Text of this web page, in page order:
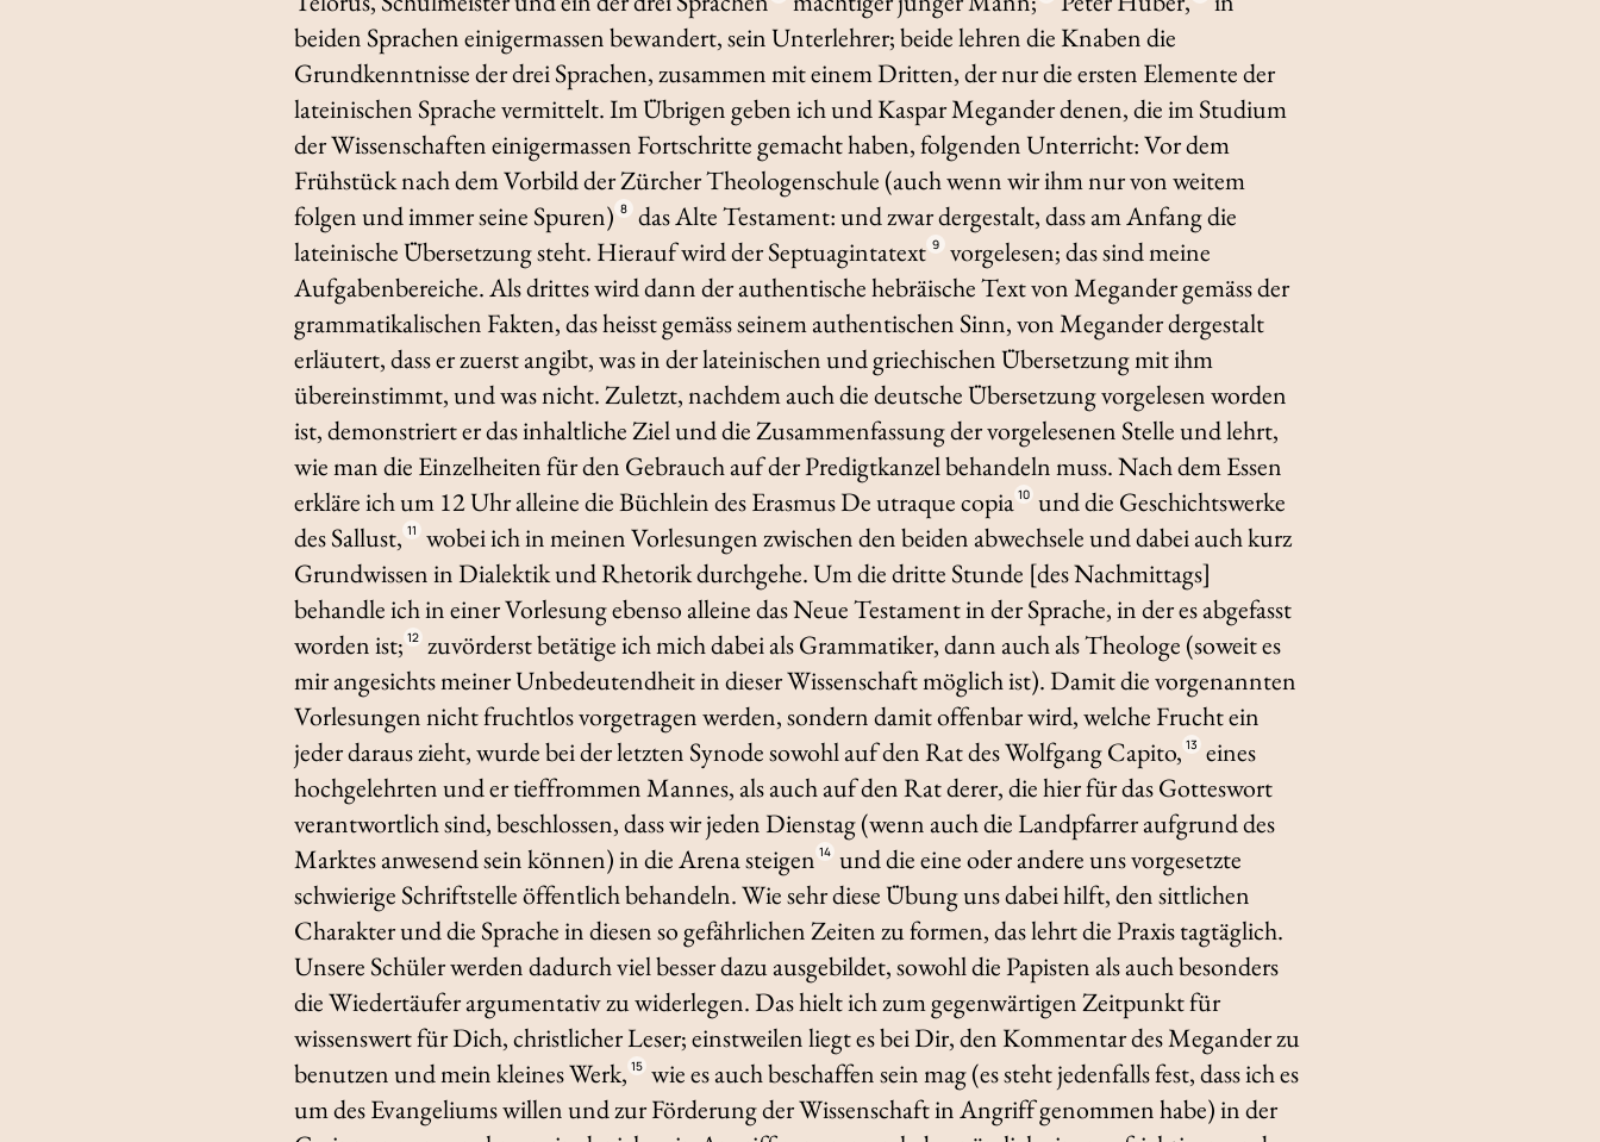
beiden Sprachen einigermassen bewandert, sein Unterlehrer; beide lehren die Knaben die
Grundkenntnisse der drei Sprachen, zusammen mit einem Dritten, der nur die ersten Elemente der
lateinischen Sprache vermittelt. Im Übrigen geben ich und Kaspar Megander denen, die im Studium
der Wissenschaften einigermassen Fortschritte gemacht haben, folgenden Unterricht: Vor dem
Frühstück nach dem Vorbild der Zürcher Theologenschule (auch wenn wir ihm nur von weitem
folgen und immer seine Spuren) 8
das Alte Testament: und zwar dergestalt, dass am Anfang die
lateinische Übersetzung steht. Hierauf wird der Septuagintatext 9
vorgelesen; das sind meine
Aufgabenbereiche. Als drittes wird dann der authentische hebräische Text von Megander gemäss der
grammatikalischen Fakten, das heisst gemäss seinem authentischen Sinn, von Megander dergestalt
erläutert, dass er zuerst angibt, was in der lateinischen und griechischen Übersetzung mit ihm
übereinstimmt, und was nicht. Zuletzt, nachdem auch die deutsche Übersetzung vorgelesen worden
ist, demonstriert er das inhaltliche Ziel und die Zusammenfassung der vorgelesenen Stelle und lehrt,
wie man die Einzelheiten für den Gebrauch auf der Predigtkanzel behandeln muss. Nach dem Essen
erkläre ich um 12 Uhr alleine die Büchlein des ErasmusDe utraque copia 10 und die Geschichtswerke
des Sallust, 11
wobei ich in meinen Vorlesungen zwischen den beiden abwechsele und dabei auch kurz
Grundwissen in Dialektik und Rhetorik durchgehe. Um die dritte Stunde [des Nachmittags]
behandle ich in einer Vorlesung ebenso alleine das Neue Testament in der Sprache, in der es abgefasst
worden ist; 12 zuvörderst betätige ich mich dabei als Grammatiker, dann auch als Theologe (soweit es
mir angesichts meiner Unbedeutendheit in dieser Wissenschaft möglich ist). Damit die vorgenannten
Vorlesungen nicht fruchtlos vorgetragen werden, sondern damit offenbar wird, welche Frucht ein
jeder daraus zieht, wurde bei der letzten Synode sowohl auf den Rat des Wolfgang Capito, 13 eines
hochgelehrten und er tieffrommen Mannes, als auch auf den Rat derer, die hier für das Gotteswort
verantwortlich sind, beschlossen, dass wir jeden Dienstag (wenn auch die Landpfarrer aufgrund des
Marktes anwesend sein können) in die Arena steigen 14 und die eine oder andere uns vorgesetzte
schwierige Schriftstelle öffentlich behandeln. Wie sehr diese Übung uns dabei hilft, den sittlichen
Charakter und die Sprache in diesen so gefährlichen Zeiten zu formen, das lehrt die Praxis tagtäglich.
Unsere Schüler werden dadurch viel besser dazu ausgebildet, sowohl die Papisten als auch besonders
die Wiedertäufer argumentativ zu widerlegen. Das hielt ich zum gegenwärtigen Zeitpunkt für
wissenswert für Dich, christlicher Leser; einstweilen liegt es bei Dir, den Kommentar des Megander zu
benutzen und mein kleines Werk, 15 wie es auch beschaffen sein mag (es steht jedenfalls fest, dass ich es
um des Evangeliums willen und zur Förderung der Wissenschaft in Angriff genommen habe) in der